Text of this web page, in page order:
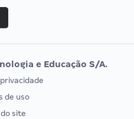
Vunesp
EXAME DE ORDEM
e Educação S/A.
de uso
site